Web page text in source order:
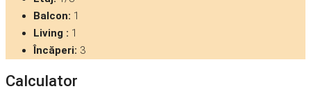
Balcon: 1
Living : 1
Încăperi: 3
Calculator